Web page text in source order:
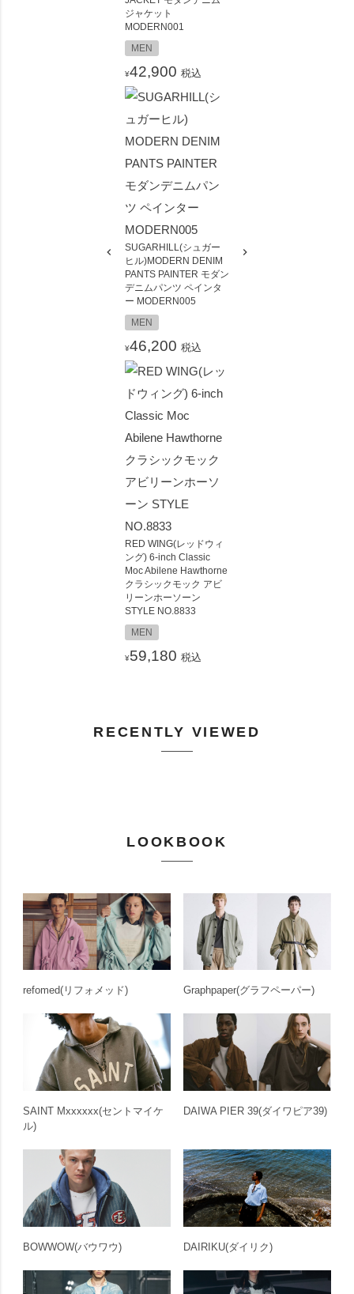
ジャケット
MODERN001
MEN
¥42,900 税込
SUGARHILL(シュガー
ヒル)MODERN DENIM
PANTS PAINTER モダン
デニムパンツ ペインタ
ー MODERN005
MEN
¥46,200 税込
RED WING(レッドウィ
ング) 6-inch Classic
Moc Abilene Hawthorne
クラシックモック アビ
リーンホーソーン
STYLE NO.8833
MEN
¥59,180 税込
RECENTLY VIEWED
LOOKBOOK
refomed(リフォメッド) Graphpaper(グラフペーパー)
SAINT Mxxxxxx(セントマイケ
ル)
DAIWA PIER 39(ダイワピア39)
BOWWOW(バウワウ) DAIRIKU(ダイリク)